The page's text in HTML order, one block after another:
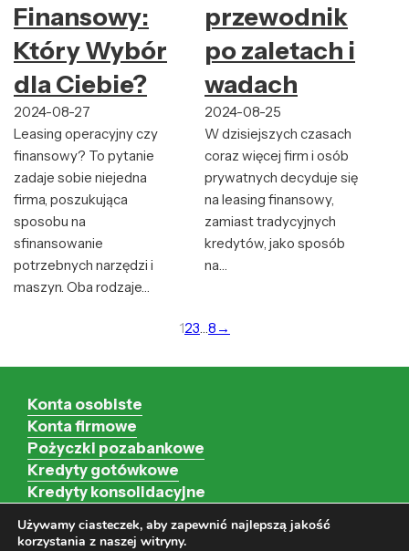
Finansowy:
Który Wybór
dla Ciebie?
2024-08-27
Leasing operacyjny czy
finansowy? To pytanie
zadaje sobie niejedna
firma, poszukująca
sposobu na
sfinansowanie
potrzebnych narzędzi i
maszyn. Oba rodzaje…
przewodnik
po zaletach i
wadach
2024-08-25
W dzisiejszych czasach
coraz więcej firm i osób
prywatnych decyduje się
na leasing finansowy,
zamiast tradycyjnych
kredytów, jako sposób
na…
123…8 →
Konta osobiste
Konta firmowe
Pożyczki pozabankowe
Kredyty gotówkowe
Kredyty konsolidacyjne
Kredyty firmowe
Używamy ciasteczek, aby zapewnić najlepszą jakość
korzystania z naszej witryny.